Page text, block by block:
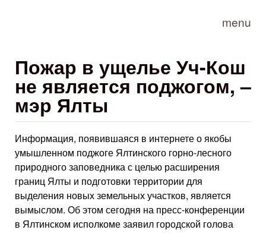
menu
Пожар в ущелье Уч-Кош
не является поджогом, –
мэр Ялты
Информация, появившаяся в интернете о якобы
умышленном поджоге Ялтинского горно-лесного
природного заповедника с целью расширения
границ Ялты и подготовки территории для
выделения новых земельных участков, является
вымыслом. Об этом сегодня на пресс-конференции
в Ялтинском исполкоме заявил городской голова